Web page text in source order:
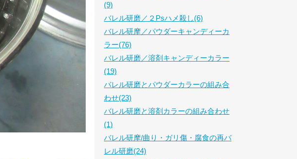
(9)
バレル研磨／２Psハメ殺し(6)
バレル研摩／パウダーキャンディーカ
ラー(76)
バレル研磨／溶剤キャンディーカラー
(19)
バレル研磨とパウダーカラーの組み合
わせ(23)
バレル研磨と溶剤カラーの組み合わせ
(1)
バレル研摩/曲り・ガリ傷・腐食の再バ
レル研磨(24)